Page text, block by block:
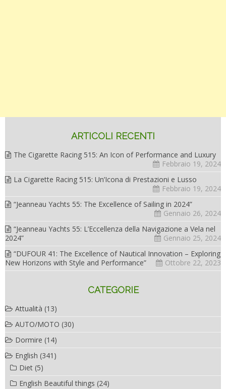
ARTICOLI RECENTI
The Cigarette Racing 515: An Icon of Performance and Luxury
Febbraio 19, 2024
La Cigarette Racing 515: Un’Icona di Prestazioni e Lusso
Febbraio 19, 2024
“Jeanneau Yachts 55: The Excellence of Sailing in 2024”
Gennaio 26, 2024
“Jeanneau Yachts 55: L’Eccellenza della Navigazione a Vela nel
2024”
Gennaio 25, 2024
“DUFOUR 41: The Excellence of Nautical Innovation – Exploring
New Horizons with Style and Performance”
Ottobre 22, 2023
CATEGORIE
Attualità (13)
AUTO/MOTO (30)
Dormire (14)
English (341)
Diet (5)
English Beautiful things (24)